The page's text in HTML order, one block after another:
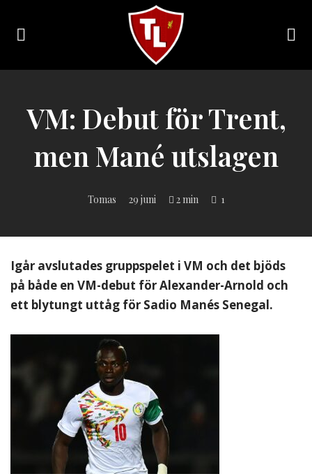
Sveriges
online
magazine!
VM: Debut för Trent,
men Mané utslagen
Tomas 29 juni 2 min 1
Igår avslutades gruppspelet i VM och det bjöds
på både en VM-debut för Alexander-Arnold och
ett blytungt uttåg för Sadio Manés Senegal.